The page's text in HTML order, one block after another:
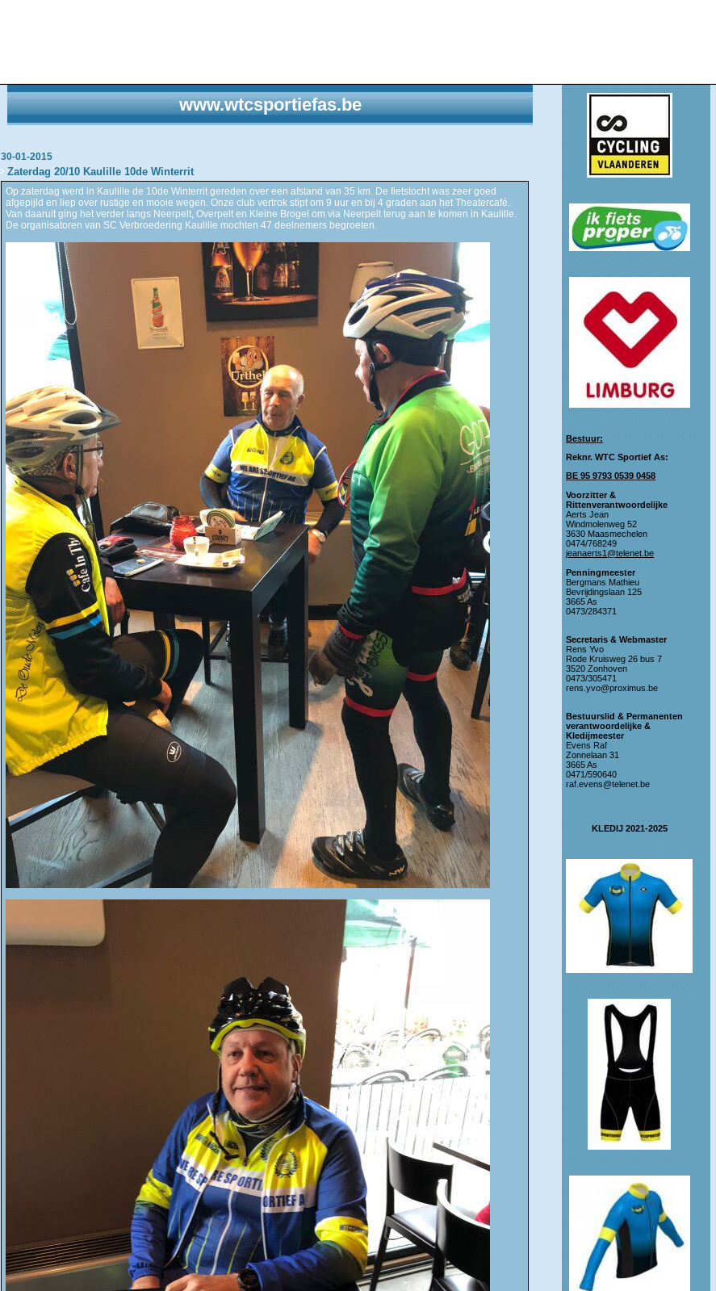
www.wtcsportiefas.be
30-01-2015
Zaterdag 20/10 Kaulille 10de Winterrit
Op zaterdag werd in Kaulille de 10de Winterrit gereden over een afstand van 35 km. De fietstocht was zeer goed
afgepijld en liep over rustige en mooie wegen. Onze club vertrok stipt om 9 uur en bij 4 graden aan het Theatercafé.
Van daaruit ging het verder langs Neerpelt, Overpelt en Kleine Brogel om via Neerpelt terug aan te komen in Kaulille.
De organisatoren van SC Verbroedering Kaulille mochten 47 deelnemers begroeten.
Bestuur:
Reknr. WTC Sportief As:
BE 95 9793 0539 0458
Voorzitter &
Rittenverantwoordelijke
Aerts Jean
Windmolenweg 52
3630 Maasmechelen
0474/768249
jeanaerts1@telenet.be
Penningmeester
Bergmans Mathieu
Bevrijdingslaan 125
3665 As
0473/284371
Secretaris & Webmaster
Rens Yvo
Rode Kruisweg 26 bus 7
3520 Zonhoven
0473/305471
rens.yvo@proximus.be
Bestuurslid & Permanenten
verantwoordelijke &
Kledijmeester
Evens Raf
Zonnelaan 31
3665 As
0471/590640
raf.evens@telenet.be
KLEDIJ 2021-2025